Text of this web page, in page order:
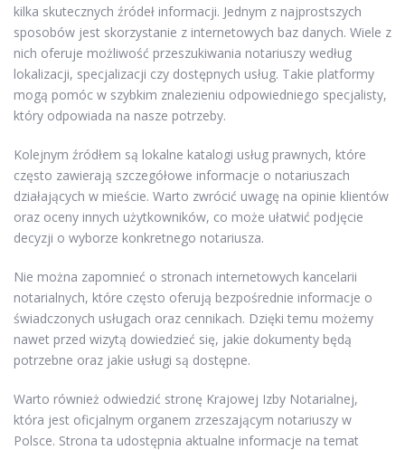
kilka skutecznych źródeł informacji. Jednym z najprostszych
sposobów jest skorzystanie z internetowych baz danych. Wiele z
nich oferuje możliwość przeszukiwania notariuszy według
lokalizacji, specjalizacji czy dostępnych usług. Takie platformy
mogą pomóc w szybkim znalezieniu odpowiedniego specjalisty,
który odpowiada na nasze potrzeby.
Kolejnym źródłem są lokalne katalogi usług prawnych, które
często zawierają szczegółowe informacje o notariuszach
działających w mieście. Warto zwrócić uwagę na opinie klientów
oraz oceny innych użytkowników, co może ułatwić podjęcie
decyzji o wyborze konkretnego notariusza.
Nie można zapomnieć o stronach internetowych kancelarii
notarialnych, które często oferują bezpośrednie informacje o
świadczonych usługach oraz cennikach. Dzięki temu możemy
nawet przed wizytą dowiedzieć się, jakie dokumenty będą
potrzebne oraz jakie usługi są dostępne.
Warto również odwiedzić stronę Krajowej Izby Notarialnej,
która jest oficjalnym organem zrzeszającym notariuszy w
Polsce. Strona ta udostępnia aktualne informacje na temat